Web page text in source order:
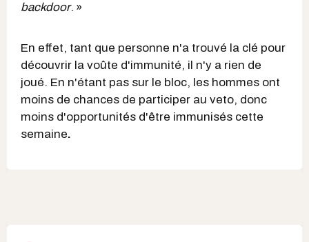
backdoor. »
En effet, tant que personne n'a trouvé la clé pour
découvrir la voûte d'immunité, il n'y a rien de
joué. En n'étant pas sur le bloc, les hommes ont
moins de chances de participer au veto, donc
moins d'opportunités d'être immunisés cette
semaine.